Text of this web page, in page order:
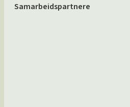
Samarbeidspartnere